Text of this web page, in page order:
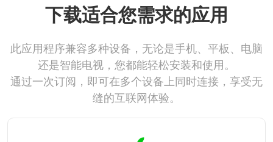
下载适合您需求的应用
此应用程序兼容多种设备，无论是手机、平板、电脑
还是智能电视，您都能轻松安装和使用。
通过一次订阅，即可在多个设备上同时连接，享受无
缝的互联网体验。